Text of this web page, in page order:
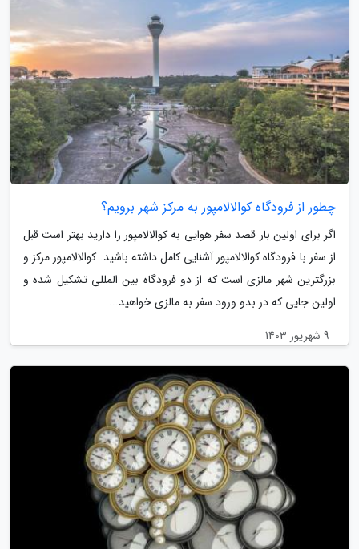
چطور از فرودگاه کوالالامپور به مرکز شهر برویم؟
اگر برای اولین بار قصد سفر هوایی به کوالالامپور را دارید بهتر است قبل
از سفر با فرودگاه کوالالامپور آشنایی کامل داشته باشید. کوالالامپور مرکز و
بزرگترین شهر مالزی است که از دو فرودگاه بین المللی تشکیل شده و
اولین جایی که در بدو ورود سفر به مالزی خواهید...
9 شهریور 1403